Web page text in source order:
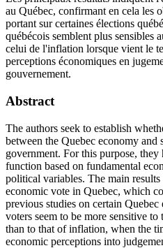
au Québec, confirmant en cela les
portant sur certaines élections
québécois semblent plus sensibles
celui de l'inflation lorsque vient le
perceptions économiques en
gouvernement.
Abstract
The authors seek to establish
between the Quebec economy and
government. For this purpose,
function based on fundamental
political variables. The main
economic vote in Quebec, which
previous studies on certain
voters seem to be more sensitive
than to that of inflation, when the
economic perceptions into